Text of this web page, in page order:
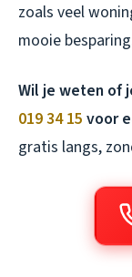
zoals veel
mooie
Wil je weten of
019 34 15 voor
gratis langs,